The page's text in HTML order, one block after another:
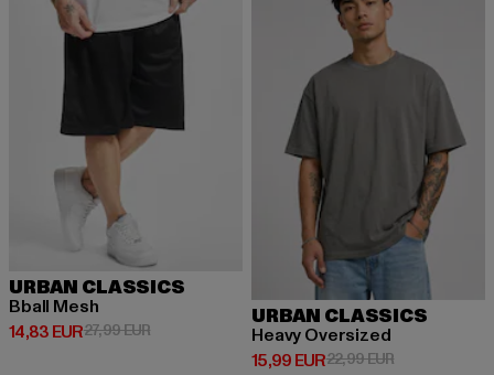
URBAN CLASSICS
Bball Mesh
14,83 EUR
Derzeitiger Preis: 14,83 EUR
27,99 EURAktionspreis: 27,99 EUR
URBAN CLASSICS
Heavy Oversized
15,99 EUR
Derzeitiger Preis: 15,99 EUR
22,99 EURAktionspreis: